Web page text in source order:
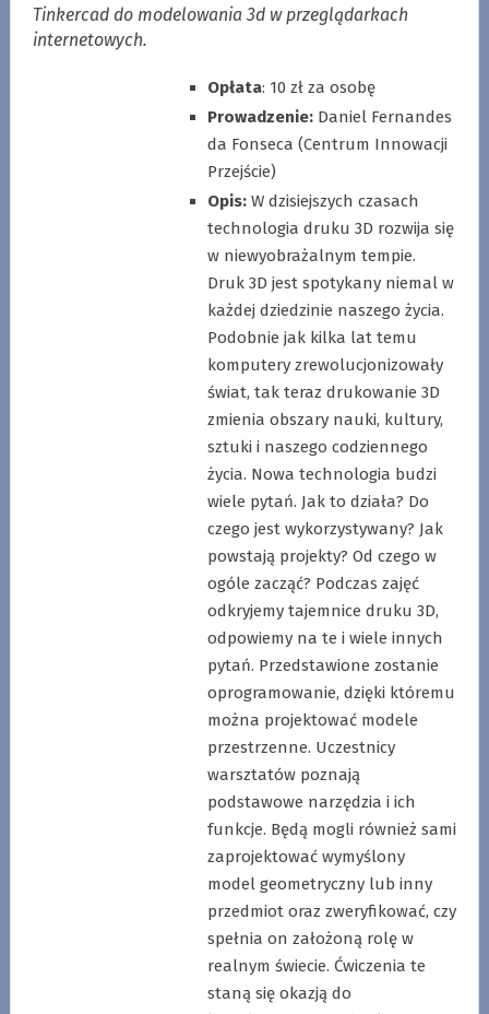
Tinkercad do modelowania 3d w przeglądarkach
internetowych.
Opłata: 10 zł za osobę
Prowadzenie:Daniel Fernandes
da Fonseca (Centrum Innowacji
Przejście)
Opis:W dzisiejszych czasach
technologia druku 3D rozwija się
w niewyobrażalnym tempie.
Druk 3D jest spotykany niemal w
każdej dziedzinie naszego życia.
Podobnie jak kilka lat temu
komputery zrewolucjonizowały
świat, tak teraz drukowanie 3D
zmienia obszary nauki, kultury,
sztuki i naszego codziennego
życia. Nowa technologia budzi
wiele pytań. Jak to działa? Do
czego jest wykorzystywany? Jak
powstają projekty? Od czego w
ogóle zacząć? Podczas zajęć
odkryjemy tajemnice druku 3D,
odpowiemy na te i wiele innych
pytań. Przedstawione zostanie
oprogramowanie, dzięki któremu
można projektować modele
przestrzenne. Uczestnicy
warsztatów poznają
podstawowe narzędzia i ich
funkcje. Będą mogli również sami
zaprojektować wymyślony
model geometryczny lub inny
przedmiot oraz zweryfikować, czy
spełnia on założoną rolę w
realnym świecie. Ćwiczenia te
staną się okazją do